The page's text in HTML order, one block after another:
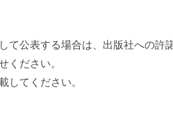
公表する場合は、出版社への許
ください。
してください。